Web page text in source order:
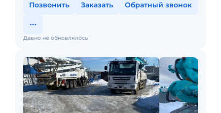
Позвонить Заказать Обратный звонок
Давно не обновлялось